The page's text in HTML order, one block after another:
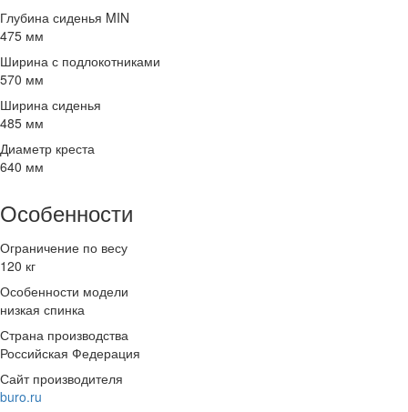
Глубина сиденья MIN
475 мм
Ширина с подлокотниками
570 мм
Ширина сиденья
485 мм
Диаметр креста
640 мм
Особенности
Ограничение по весу
120 кг
Особенности модели
низкая спинка
Страна производства
Российская Федерация
Сайт производителя
buro.ru